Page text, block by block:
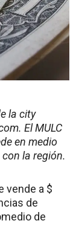
la city
El MULC
en medio
la región.
vende a $
de
de